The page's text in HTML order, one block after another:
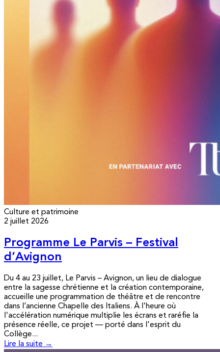
Culture et patrimoine
2 juillet 2026
Programme Le Parvis – Festival
d’Avignon
Du 4 au 23 juillet, Le Parvis – Avignon, un lieu de dialogue
entre la sagesse chrétienne et la création contemporaine,
accueille une programmation de théâtre et de rencontre
dans l’ancienne Chapelle des Italiens. À l'heure où
l'accélération numérique multiplie les écrans et raréfie la
présence réelle, ce projet — porté dans l'esprit du
Collège...
Lire la suite →